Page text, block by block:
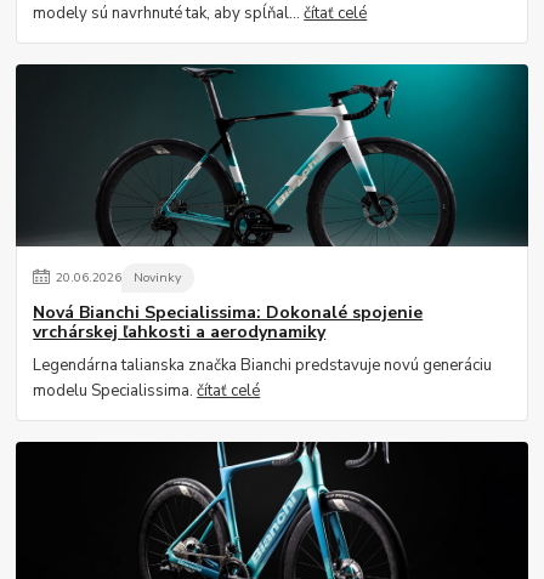
modely sú navrhnuté tak, aby spĺňal...čítať celé
20.06.2026 Novinky
Nová Bianchi Specialissima: Dokonalé spojenie
vrchárskej ľahkosti a aerodynamiky
Legendárna talianska značka Bianchi predstavuje novú generáciu
modelu Specialissima.čítať celé